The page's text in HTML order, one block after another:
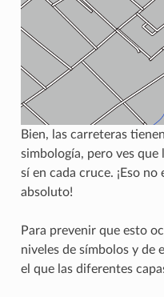
Bien, las carreteras
simbología, pero ves que
sí en cada cruce. ¡Eso
absoluto!
Para prevenir que esto
niveles de símbolos y de
el que las diferentes